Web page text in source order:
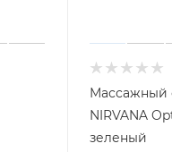
Массажный
NIRVANA
зеленый